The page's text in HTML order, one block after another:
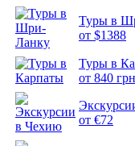
Туры в
от $1388
Туры в
от 840
от €72